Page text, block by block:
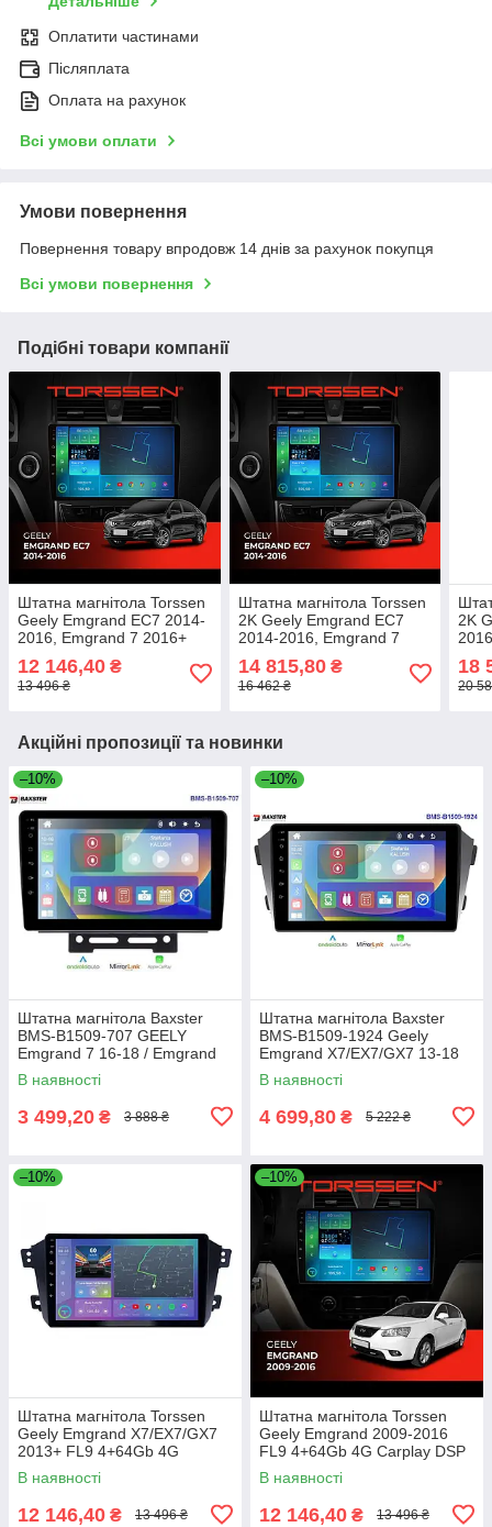
Оплатити частинами
Післяплата
Оплата на рахунок
Всі умови оплати
Умови повернення
Повернення товару впродовж 14 днів за рахунок покупця
Всі умови повернення
Подібні товари компанії
Штатна магнітола Torssen
Geely Emgrand EC7 2014-
2016, Emgrand 7 2016+
DSP
12 146,40 ₴
13 496 ₴
Штатна магнітола Torssen
2K Geely Emgrand EC7
2014-2016, Emgrand 7
Carplay DSP
14 815,80₴
16 462 ₴
2K
18
20
Акційні пропозиції та новинки
–10%
Штатна магнітола Baxster
BMS-B1509-707 GEELY
Emgrand 7 16-18 / Emgrand
EC7 14-16
В наявності
3 499,20 ₴ 3 888 ₴
–10%
Штатна магнітола Baxster
BMS-B1509-1924 Geely
Emgrand X7/EX7/GX7 13-18
В наявності
4 699,80 ₴ 5 222 ₴
–10%
Штатна магнітола Torssen
Geely Emgrand X7/EX7/GX7
2013+ FL9 4+64Gb 4G
Carplay DSP
В наявності
12 146,40 ₴ 13 496 ₴
–10%
Штатна магнітола Torssen
Geely Emgrand 2009-2016
FL9 4+64Gb 4G Carplay DSP
В наявності
12 146,40 ₴ 13 496 ₴